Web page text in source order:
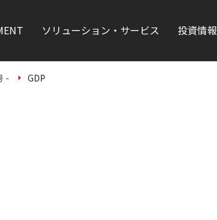
ソリューション・サービス 投資情報
- GDP